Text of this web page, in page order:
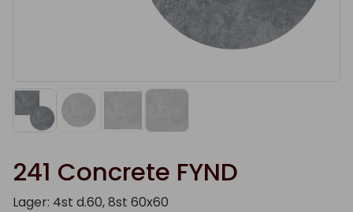
241 Concrete FYND
Lager: 4st d.60, 8st 60x60